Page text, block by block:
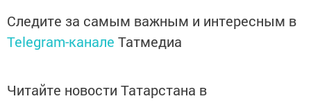
Следите за самым важным и интересным в
Telegram-канале Татмедиа
Читайте новости Татарстана в